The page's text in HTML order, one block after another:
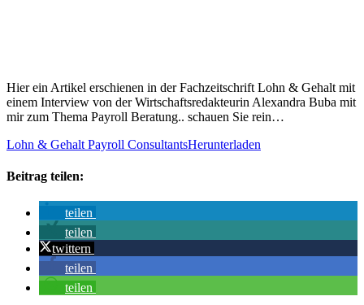
Hier ein Artikel erschienen in der Fachzeitschrift Lohn & Gehalt mit
einem Interview von der Wirtschaftsredakteurin Alexandra Buba mit
mir zum Thema Payroll Beratung.. schauen Sie rein…
Lohn & Gehalt Payroll ConsultantsHerunterladen
Beitrag teilen:
teilen
teilen
twittern
teilen
teilen